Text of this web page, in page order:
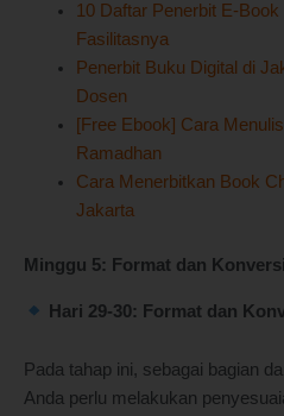
10 Daftar Penerbit E-
Fasilitasnya
Penerbit Buku Digital di
Dosen
[Free Ebook] Cara
Ramadhan
Cara Menerbitkan Book
Jakarta
Minggu 5: Format dan
Hari 29-30: Format dan
Pada tahap ini, sebagai bagian
Anda perlu melakukan